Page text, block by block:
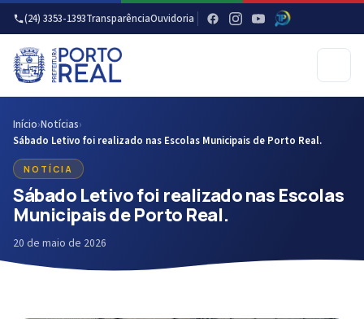
(24) 3353-1393TransparênciaOuvidoria
Início›Notícias›
Sábado Letivo foi realizado nas Escolas Municipais de Porto Real.
NOTÍCIA
Sábado Letivo foi realizado nas Escolas
Municipais de Porto Real.
20 de maio de 2026